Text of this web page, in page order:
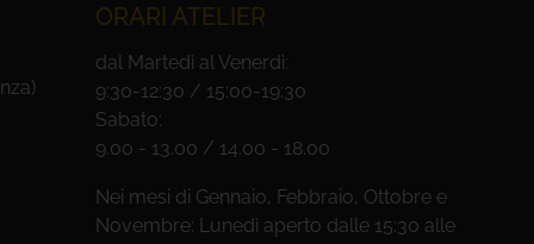
ORARI ATELIER
dal Martedì al Venerdì:
9:30-12:30 / 15:00-19:30
Sabato:
9.00 - 13.00 / 14.00 - 18.00
Nei mesi di Gennaio, Febbraio, Ottobre e
Novembre: Lunedì aperto dalle 15:30 alle